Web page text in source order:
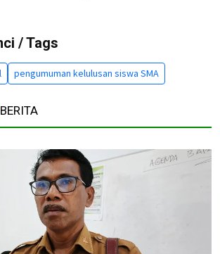
/ Tags
pengumuman kelulusan siswa SMA
BERITA